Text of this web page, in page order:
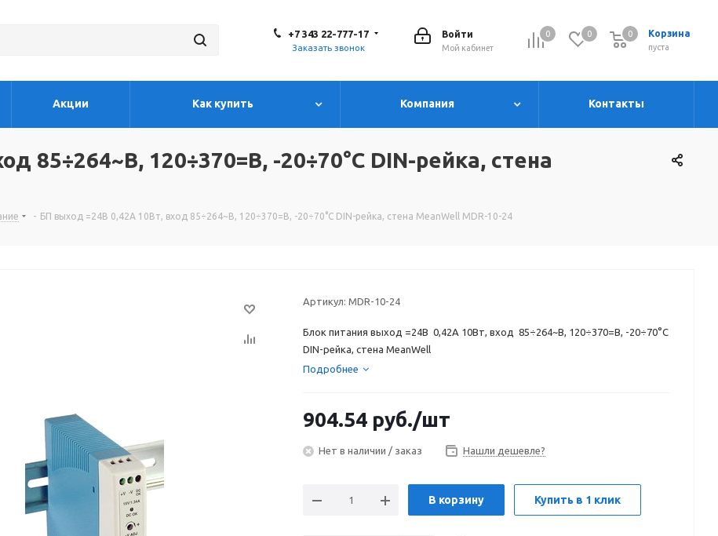
0 0 Корзина
0
пуста
0
Войти
Мой кабинет
+7 343 22-777-17
Заказать звонок
Акции Как купить Компания Контакты
85÷264~В, 120÷370=В, -20÷70°C DIN-рейка, стена
- БП выход =24В 0,42A 10Вт, вход 85÷264~В, 120÷370=В, -20÷70°C DIN-рейка, стена MeanWell MDR-10-24
Артикул: MDR-10-24
Блок питания выход =24В 0,42A 10Вт, вход 85÷264~В, 120÷370=В, -20÷70°C
DIN-рейка, стена MeanWell
Подробнее
904.54 руб./шт
Нет в наличии / заказ Нашли дешевле?
В корзину Купить в 1 клик